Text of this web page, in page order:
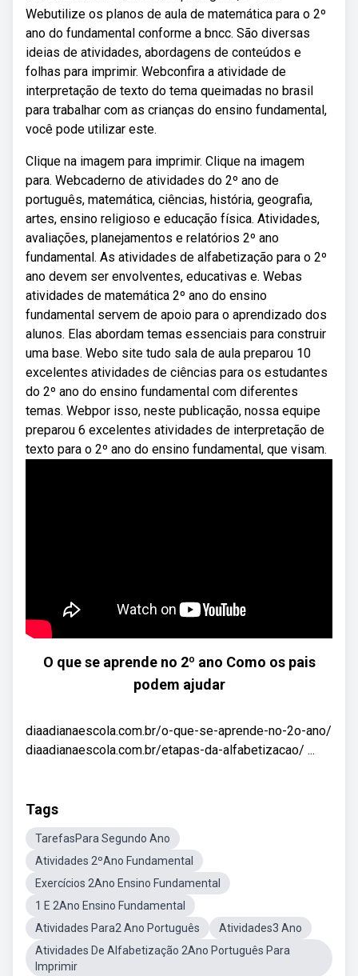
Webutilize os planos de aula de matemática para o 2º
ano do fundamental conforme a bncc. São diversas
ideias de atividades, abordagens de conteúdos e
folhas para imprimir. Webconfira a atividade de
interpretação de texto do tema queimadas no brasil
para trabalhar com as crianças do ensino fundamental,
você pode utilizar este.
Clique na imagem para imprimir. Clique na imagem
para. Webcaderno de atividades do 2º ano de
português, matemática, ciências, história, geografia,
artes, ensino religioso e educação física. Atividades,
avaliações, planejamentos e relatórios 2º ano
fundamental. As atividades de alfabetização para o 2º
ano devem ser envolventes, educativas e. Webas
atividades de matemática 2º ano do ensino
fundamental servem de apoio para o aprendizado dos
alunos. Elas abordam temas essenciais para construir
uma base. Webo site tudo sala de aula preparou 10
excelentes atividades de ciências para os estudantes
do 2º ano do ensino fundamental com diferentes
temas. Webpor isso, neste publicação, nossa equipe
preparou 6 excelentes atividades de interpretação de
texto para o 2º ano do ensino fundamental, que visam.
O que se aprende no 2º ano Como os pais
podem ajudar
diaadianaescola.com.br/o-que-se-aprende-no-2o-ano/
diaadianaescola.com.br/etapas-da-alfabetizacao/ ...
Tags
TarefasPara Segundo Ano
Atividades 2ºAno Fundamental
Exercícios 2Ano Ensino Fundamental
1 E 2Ano Ensino Fundamental
Atividades Para2 Ano Português
Atividades3 Ano
Atividades De Alfabetização 2Ano Português Para
Imprimir